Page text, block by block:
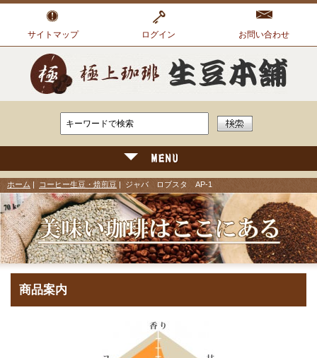
サイトマップ ログイン お問い合わせ
ホーム コーヒー生豆・焙煎豆 | ジャバ ロブスタ AP-1
商品案内